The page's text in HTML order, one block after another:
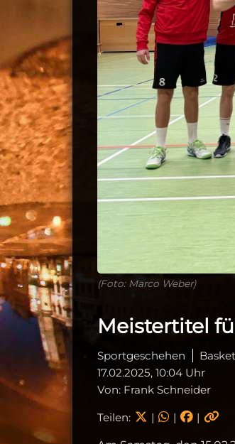
(Foto: Marco Weber)
Meistertitel
Sportgeschehen
17.02.2025, 10:04 Uhr
Von: Frank Schneider
Teilen: | | |